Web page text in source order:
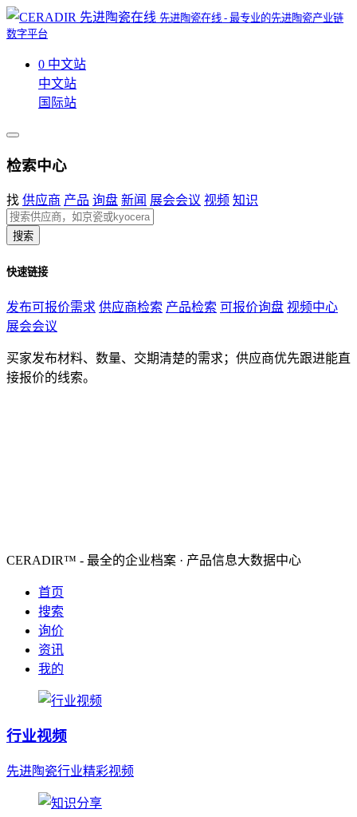
先进陶瓷在线 - 最专业的先进陶瓷产业链
数字平台
0 中文站
中文站
国际站
检索中心
找 供应商 产品 询盘 新闻 展会会议 视频 知识
搜索
快速链接
发布可报价需求 供应商检索 产品检索 可报价询盘 视频中心
展会会议
买家发布材料、数量、交期清楚的需求；供应商优先跟进能直
接报价的线索。
CERADIR™ - 最全的企业档案 · 产品信息大数据中心
首页
搜索
询价
资讯
我的
行业视频
先进陶瓷行业精彩视频